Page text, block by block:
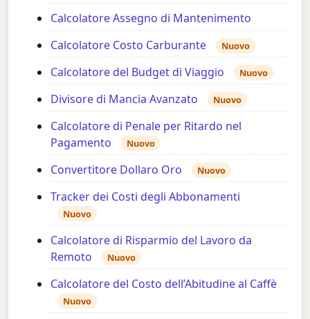
Calcolatore Assegno di Mantenimento
Calcolatore Costo Carburante
Nuovo
Calcolatore del Budget di Viaggio Nuovo
Divisore di Mancia Avanzato Nuovo
Calcolatore di Penale per Ritardo nel
Pagamento
Nuovo
Convertitore Dollaro Oro Nuovo
Tracker dei Costi degli Abbonamenti
Nuovo
Calcolatore di Risparmio del Lavoro da
Remoto
Nuovo
Calcolatore del Costo dell’Abitudine al Caffè
Nuovo